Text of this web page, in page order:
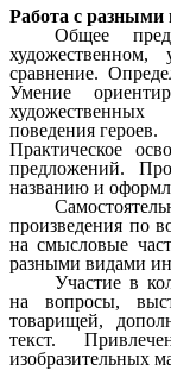
Работа с разными
Общее
сравнение.
Умение
поведения героев.
Практическое
предложений.
названию и
произведения по
на смысловые
разными видами
Участие в
на вопросы,
товарищей,
текст.
изобразительных